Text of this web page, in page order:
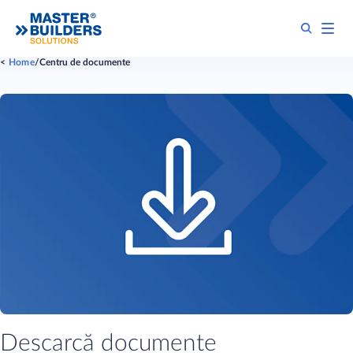
Home Centru de documente
Descarcă documente